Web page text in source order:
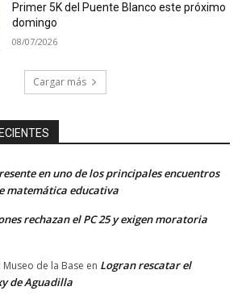
Primer 5K del Puente Blanco este próximo
domingo
08/07/2026
Cargar más
en uno de los principales encuentros
matemática educativa
rechazan el PC 25 y exigen moratoria
de la Base en Logran rescatar el
de Aguadilla